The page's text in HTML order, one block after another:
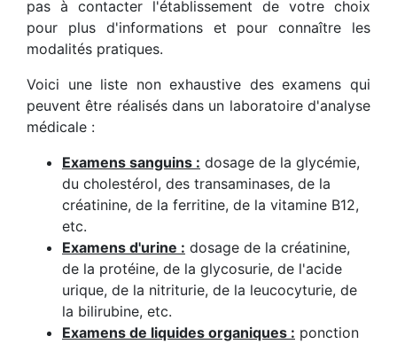
pas à contacter l'établissement de votre choix
pour plus d'informations et pour connaître les
modalités pratiques.
Voici une liste non exhaustive des examens qui
peuvent être réalisés dans un laboratoire d'analyse
médicale :
Examens sanguins : dosage de la glycémie,
du cholestérol, des transaminases, de la
créatinine, de la ferritine, de la vitamine B12,
etc.
Examens d'urine : dosage de la créatinine,
de la protéine, de la glycosurie, de l'acide
urique, de la nitriturie, de la leucocyturie, de
la bilirubine, etc.
Examens de liquides organiques : ponction